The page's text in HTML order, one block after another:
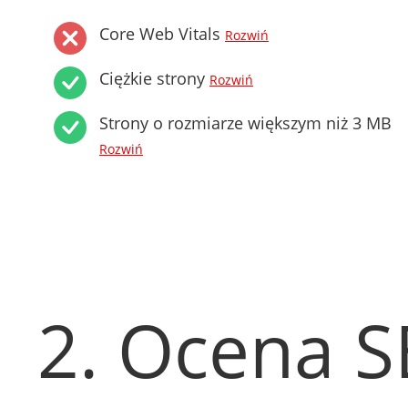
Core Web Vitals Rozwiń
Ciężkie strony Rozwiń
Strony o rozmiarze większym niż 3 MB
Rozwiń
2. Ocena